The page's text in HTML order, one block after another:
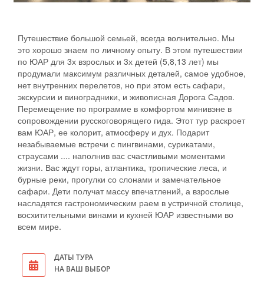
Путешествие большой семьей, всегда волнительно. Мы
это хорошо знаем по личному опыту. В этом путешествии
по ЮАР для 3х взрослых и 3х детей (5,8,13 лет) мы
продумали максимум различных деталей, самое удобное,
нет внутренних перелетов, но при этом есть сафари,
экскурсии и виноградники, и живописная Дорога Садов.
Перемещение по программе в комфортом минивэне в
сопровождении русскоговорящего гида. Этот тур раскроет
вам ЮАР, ее колорит, атмосферу и дух. Подарит
незабываемые встречи с пингвинами, сурикатами,
страусами .... наполнив вас счастливыми моментами
жизни. Вас ждут горы, атлантика, тропические леса, и
бурные реки, прогулки со слонами и замечательное
сафари. Дети получат массу впечатлений, а взрослые
насладятся гастрономическим раем в устричной столице,
восхитительными винами и кухней ЮАР известными во
всем мире.
ДАТЫ ТУРА
НА ВАШ ВЫБОР